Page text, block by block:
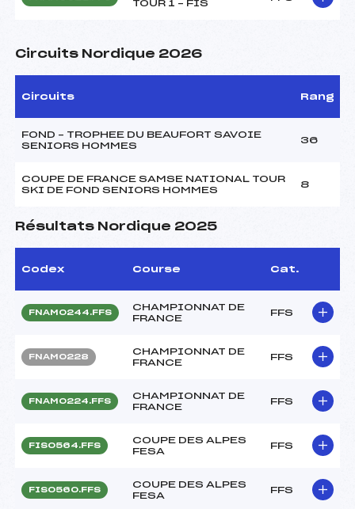
TOUR 1 – FIS
Circuits Nordique 2026
Circuits Rang
FOND – TROPHEE DU BEAUFORT SAVOIE
SENIORS HOMMES
36
COUPE DE FRANCE SAMSE NATIONAL TOUR
SKI DE FOND SENIORS HOMMES
8
Résultats Nordique 2025
Codex Course Cat.
FNAM0244.FFS
CHAMPIONNAT DE
FRANCE
FFS
FNAM0228
CHAMPIONNAT DE
FRANCE
FFS
FNAM0224.FFS
CHAMPIONNAT DE
FRANCE
FFS
FIS0564.FFS
COUPE DES ALPES
FESA
FFS
FIS0560.FFS
COUPE DES ALPES
FESA
FFS